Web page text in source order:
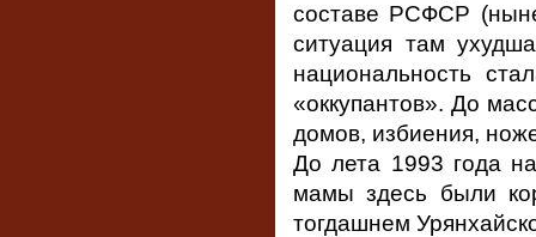
составе РСФСР
ситуация там
национальность
«оккупантов». До
домов, избиения,
До лета 1993 года
мамы здесь были
тогдашнем